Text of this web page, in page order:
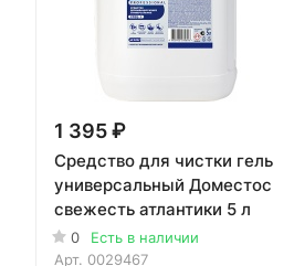
1 395 ₽
Средство для чистки гель
универсальный Доместос
свежесть атлантики 5 л
0
Есть в наличии
Арт. 0029467